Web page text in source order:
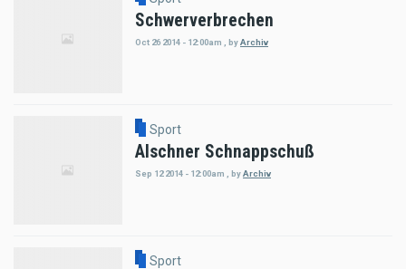
Schwerverbrechen
Oct 26 2014 - 12:00am , byArchiv
Sport
Alschner Schnappschuß
Sep 12 2014 - 12:00am byArchiv
Sport